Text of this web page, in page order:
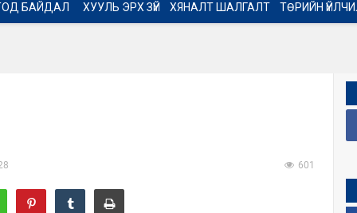
БАЙДАЛ ХУУЛЬ ЭРХ ЗҮЙ ХЯНАЛТ ШАЛГАЛТ ТӨРИЙН
601